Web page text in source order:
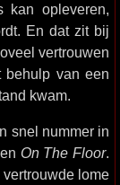
kan opleveren,
En dat zit bij
vertrouwen
van een
kwam.
snel nummer in
en On The Floor.
lome